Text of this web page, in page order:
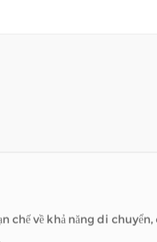
công việc, thăm bạn bè hoặc đơn giản
...
về khả năng di chuyển,